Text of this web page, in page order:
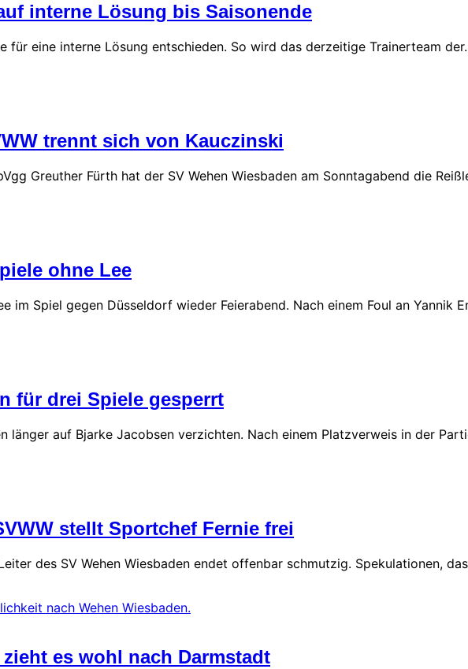
interne Lösung bis Saisonende
für eine interne Lösung entschieden. So wird das derzeitige Trainerteam
trennt sich von Kauczinski
Greuther Fürth hat der SV Wehen Wiesbaden am Sonntagabend die
ohne Lee
im Spiel gegen Düsseldorf wieder Feierabend. Nach einem Foul an Yannik
für drei Spiele gesperrt
länger auf Bjarke Jacobsen verzichten. Nach einem Platzverweis in der
stellt Sportchef Fernie frei
des SV Wehen Wiesbaden endet offenbar schmutzig. Spekulationen,
es wohl nach Darmstadt